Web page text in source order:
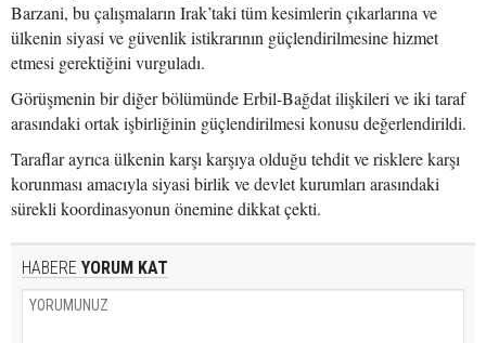
Barzani, bu çalışmaların Irak’taki tüm kesimlerin çıkarlarına ve
ülkenin siyasi ve güvenlik istikrarının güçlendirilmesine hizmet
etmesi gerektiğini vurguladı.
Görüşmenin bir diğer bölümünde Erbil-Bağdat ilişkileri ve iki taraf
arasındaki ortak işbirliğinin güçlendirilmesi konusu değerlendirildi.
Taraflar ayrıca ülkenin karşı karşıya olduğu tehdit ve risklere karşı
korunması amacıyla siyasi birlik ve devlet kurumları arasındaki
sürekli koordinasyonun önemine dikkat çekti.
HABERE YORUM KAT